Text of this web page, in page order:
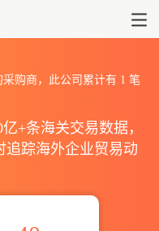
采购商，此公司累计有 1 笔
+条海关交易数据，
追踪海外企业贸易动